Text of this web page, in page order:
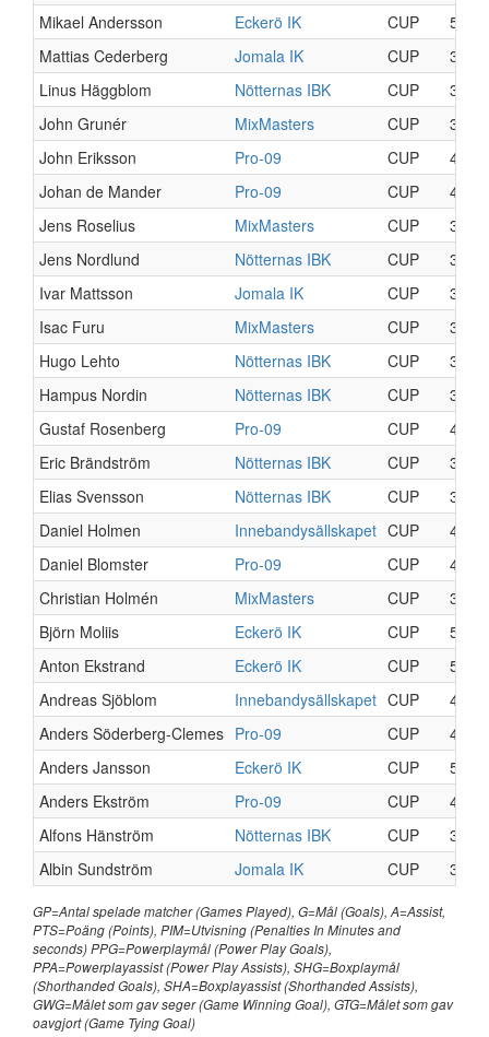
Mikael Andersson
Eckerö IK CUP 5
Mattias Cederberg
Jomala IK CUP 3
Linus Häggblom
Nötternas IBK CUP 3
John Grunér
MixMasters CUP 3
John Eriksson
Pro-09 CUP 4
Johan de Mander
Pro-09 CUP 4
Jens Roselius
MixMasters CUP 3
Jens Nordlund
Nötternas IBK CUP 3
Ivar Mattsson
Jomala IK CUP 3
Isac Furu
MixMasters CUP 3
Hugo Lehto
Nötternas IBK CUP 3
Hampus Nordin
Nötternas IBK CUP 3
Gustaf Rosenberg
Pro-09 CUP 4
Eric Brändström
Nötternas IBK CUP 3
Elias Svensson
Nötternas IBK CUP 3
Daniel Holmen
Innebandysällskapet CUP 4
Daniel Blomster
Pro-09 CUP 4
Christian Holmén
MixMasters CUP 3
Björn Moliis
Eckerö IK CUP 5
Anton Ekstrand
Eckerö IK CUP 5
Andreas Sjöblom
Innebandysällskapet CUP 4
Anders Söderberg-Clemes Pro-09 CUP 4
Anders Jansson
Eckerö IK CUP 5
Anders Ekström
Pro-09 CUP 4
Alfons Hänström
Nötternas IBK CUP 3
Albin Sundström
Jomala IK CUP 3
GP=Antal spelade matcher (Games Played), G=Mål (Goals), A=Assist,
PTS=Poäng (Points), PIM=Utvisning (Penalties In Minutes and
seconds) PPG=Powerplaymål (Power Play Goals),
PPA=Powerplayassist (Power Play Assists), SHG=Boxplaymål
(Shorthanded Goals), SHA=Boxplayassist (Shorthanded Assists),
GWG=Målet som gav seger (Game Winning Goal), GTG=Målet som gav
oavgjort (Game Tying Goal)